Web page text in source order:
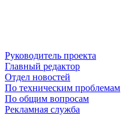
Руководитель проекта
Главный редактор
Отдел новостей
По техническим проблемам
По общим вопросам
Рекламная служба